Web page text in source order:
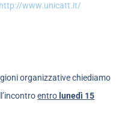
http://www.unicatt.it/
organizzative chiediamo
entro lunedì 15